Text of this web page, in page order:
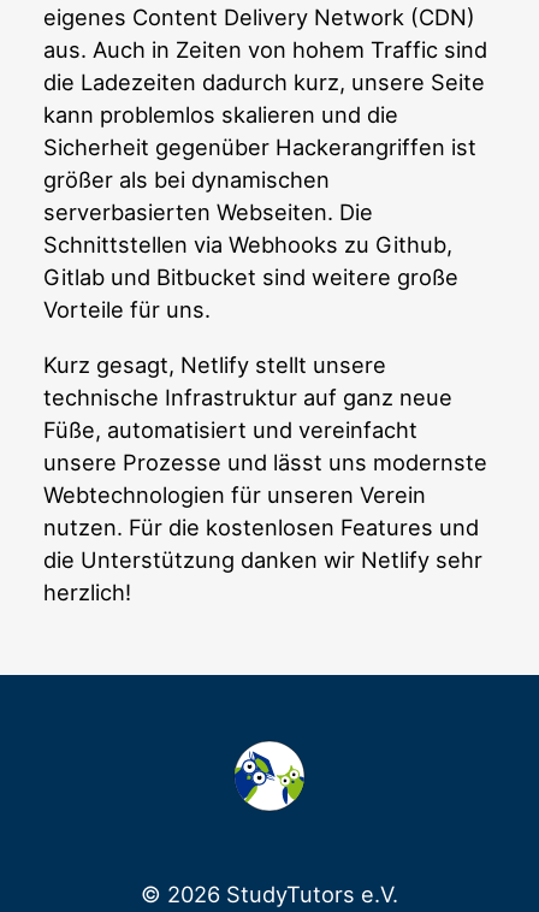
eigenes Content Delivery Network (CDN)
aus. Auch in Zeiten von hohem Traffic sind
die Ladezeiten dadurch kurz, unsere Seite
kann problemlos skalieren und die
Sicherheit gegenüber Hackerangriffen ist
größer als bei dynamischen
serverbasierten Webseiten. Die
Schnittstellen via Webhooks zu Github,
Gitlab und Bitbucket sind weitere große
Vorteile für uns.
Kurz gesagt, Netlify stellt unsere
technische Infrastruktur auf ganz neue
Füße, automatisiert und vereinfacht
unsere Prozesse und lässt uns modernste
Webtechnologien für unseren Verein
nutzen. Für die kostenlosen Features und
die Unterstützung danken wir Netlify sehr
herzlich!
© 2026 StudyTutors e.V.